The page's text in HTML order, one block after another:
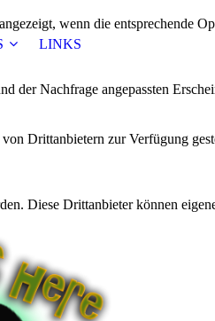
LINKS
wenn die entsprechende
der Nachfrage angepassten
Drittanbietern zur Verfügung
Diese Drittanbieter können